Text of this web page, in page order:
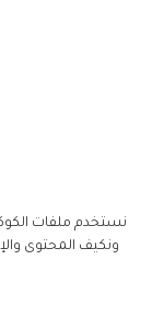
نستخدم ملفات
ونكيف المحتوى